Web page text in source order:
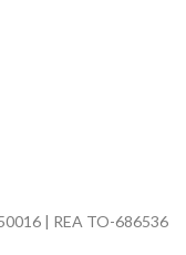
| REA TO-686536